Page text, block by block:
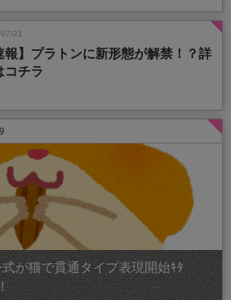
21
報】プラトンに新形態が解禁！？詳
コチラ
が猫で貫通タイプ表現開始ｷﾀ